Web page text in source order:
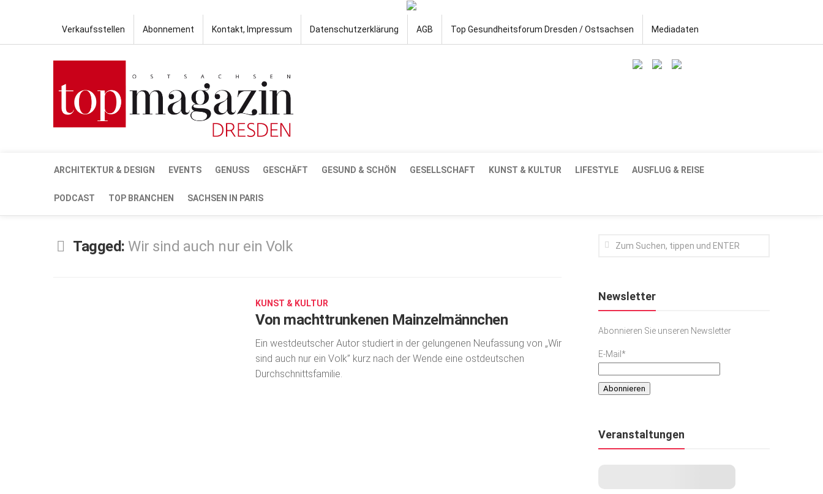
Verkaufsstellen Abonnement Kontakt, Impressum Datenschutzerklärung AGB Top Gesundheitsforum Dresden / Ostsachsen Mediadaten
ARCHITEKTUR & DESIGN EVENTS GENUSS GESCHÄFT GESUND & SCHÖN GESELLSCHAFT KUNST & KULTUR LIFESTYLE AUSFLUG & REISE
PODCAST TOP BRANCHEN SACHSEN IN PARIS
Tagged: Wir sind auch nur ein Volk
KUNST & KULTUR
Von machttrunkenen Mainzelmännchen
Ein westdeutscher Autor studiert in der gelungenen Neufassung von „Wir
sind auch nur ein Volk” kurz nach der Wende eine ostdeutschen
Durchschnittsfamilie.
Newsletter
Abonnieren Sie unseren Newsletter
E-Mail*
Veranstaltungen